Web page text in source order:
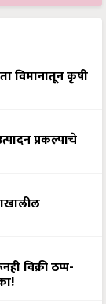
विमानातून कृषी
प्रकल्पाचे
विक्री ठप्प-